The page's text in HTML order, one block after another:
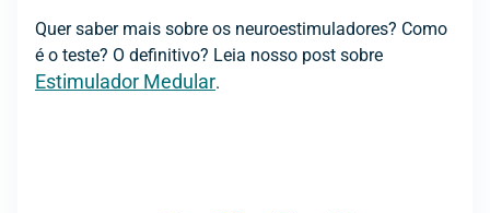
Quer saber mais sobre os neuroestimuladores? Como
é o teste? O definitivo? Leia nosso post sobre
Estimulador Medular.